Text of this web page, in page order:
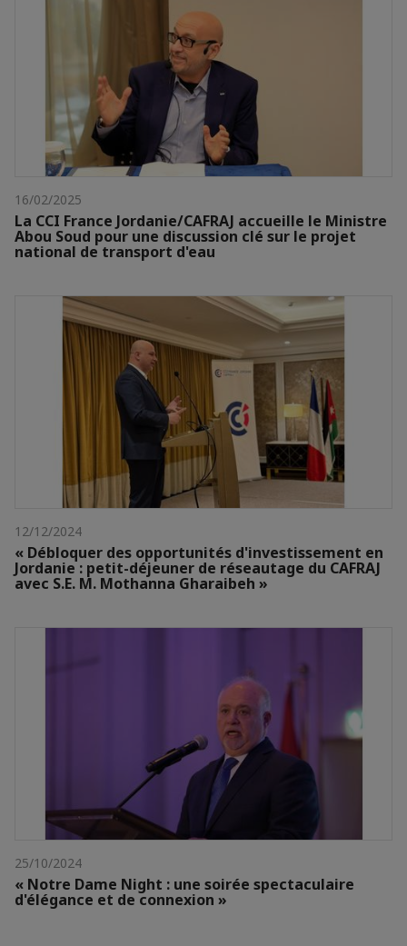
16/02/2025
La CCI France Jordanie/CAFRAJ accueille le Ministre
Abou Soud pour une discussion clé sur le projet
national de transport d'eau
12/12/2024
« Débloquer des opportunités d'investissement en
Jordanie : petit-déjeuner de réseautage du CAFRAJ
avec S.E. M. Mothanna Gharaibeh »
25/10/2024
« Notre Dame Night : une soirée spectaculaire
d'élégance et de connexion »